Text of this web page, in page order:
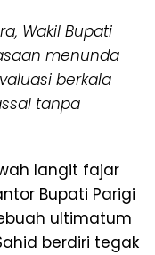
Wakil Bupati
menunda
berkala
tanpa
langit fajar
Bupati Parigi
ultimatum
berdiri tegak